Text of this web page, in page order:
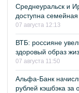
Среднеуральск и
доступна
07 августа 12:13
ВТБ: россияне
здоровый образ
07 августа 11:50
Альфа-Банк
рублей кэшбэка за